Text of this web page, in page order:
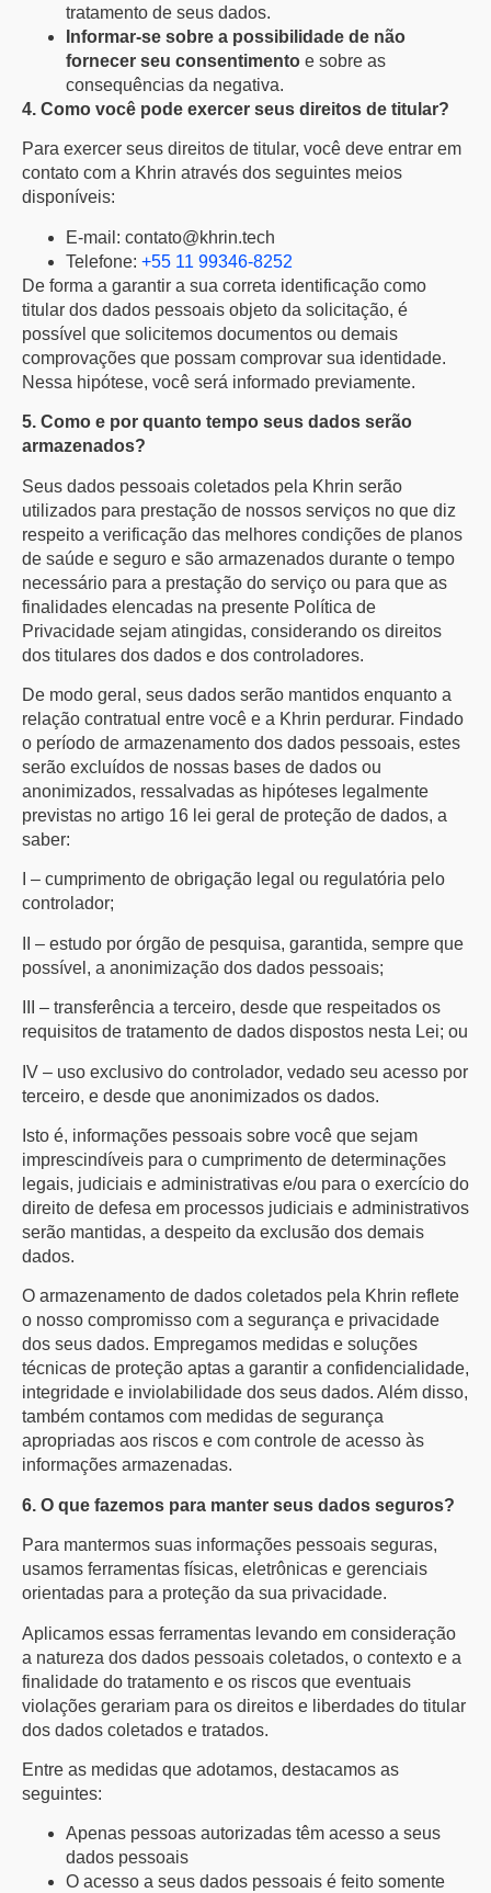
tratamento de seus dados.
Informar-se sobre a possibilidade de não
fornecer seu consentimento e sobre as
consequências da negativa.
4. Como você pode exercer seus direitos de titular?
Para exercer seus direitos de titular, você deve entrar em
contato com a Khrin através dos seguintes meios
disponíveis:
E-mail: contato@khrin.tech
Telefone: +55 11 99346-8252
De forma a garantir a sua correta identificação como
titular dos dados pessoais objeto da solicitação, é
possível que solicitemos documentos ou demais
comprovações que possam comprovar sua identidade.
Nessa hipótese, você será informado previamente.
5. Como e por quanto tempo seus dados serão
armazenados?
Seus dados pessoais coletados pela Khrin serão
utilizados para prestação de nossos serviços no que diz
respeito a verificação das melhores condições de planos
de saúde e seguro e são armazenados durante o tempo
necessário para a prestação do serviço ou para que as
finalidades elencadas na presente Política de
Privacidade sejam atingidas, considerando os direitos
dos titulares dos dados e dos controladores.
De modo geral, seus dados serão mantidos enquanto a
relação contratual entre você e a Khrin perdurar. Findado
o período de armazenamento dos dados pessoais, estes
serão excluídos de nossas bases de dados ou
anonimizados, ressalvadas as hipóteses legalmente
previstas no artigo 16 lei geral de proteção de dados, a
saber:
I – cumprimento de obrigação legal ou regulatória pelo
controlador;
II – estudo por órgão de pesquisa, garantida, sempre que
possível, a anonimização dos dados pessoais;
III – transferência a terceiro, desde que respeitados os
requisitos de tratamento de dados dispostos nesta Lei; ou
IV – uso exclusivo do controlador, vedado seu acesso por
terceiro, e desde que anonimizados os dados.
Isto é, informações pessoais sobre você que sejam
imprescindíveis para o cumprimento de determinações
legais, judiciais e administrativas e/ou para o exercício do
direito de defesa em processos judiciais e administrativos
serão mantidas, a despeito da exclusão dos demais
dados.
O armazenamento de dados coletados pela Khrin reflete
o nosso compromisso com a segurança e privacidade
dos seus dados. Empregamos medidas e soluções
técnicas de proteção aptas a garantir a confidencialidade,
integridade e inviolabilidade dos seus dados. Além disso,
também contamos com medidas de segurança
apropriadas aos riscos e com controle de acesso às
informações armazenadas.
6. O que fazemos para manter seus dados seguros?
Para mantermos suas informações pessoais seguras,
usamos ferramentas físicas, eletrônicas e gerenciais
orientadas para a proteção da sua privacidade.
Aplicamos essas ferramentas levando em consideração
a natureza dos dados pessoais coletados, o contexto e a
finalidade do tratamento e os riscos que eventuais
violações gerariam para os direitos e liberdades do titular
dos dados coletados e tratados.
Entre as medidas que adotamos, destacamos as
seguintes:
Apenas pessoas autorizadas têm acesso a seus
dados pessoais
O acesso a seus dados pessoais é feito somente